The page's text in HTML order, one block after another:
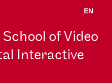
EN
of Video
Interactive